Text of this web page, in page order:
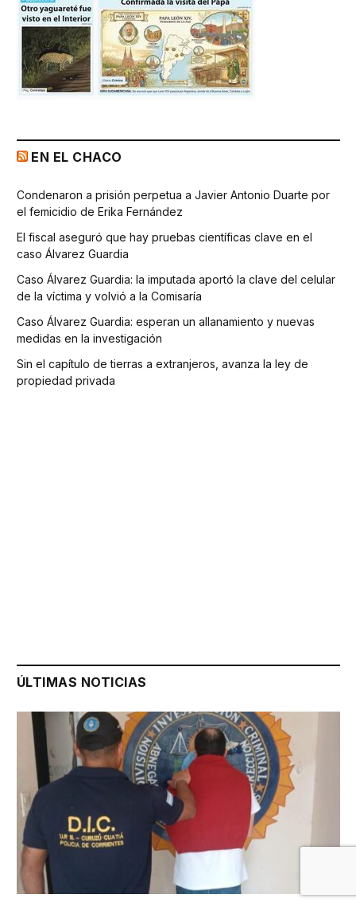
EN EL CHACO
Condenaron a prisión perpetua a Javier Antonio Duarte por
el femicidio de Erika Fernández
El fiscal aseguró que hay pruebas científicas clave en el
caso Álvarez Guardia
Caso Álvarez Guardia: la imputada aportó la clave del celular
de la víctima y volvió a la Comisaría
Caso Álvarez Guardia: esperan un allanamiento y nuevas
medidas en la investigación
Sin el capítulo de tierras a extranjeros, avanza la ley de
propiedad privada
ÚLTIMAS NOTICIAS